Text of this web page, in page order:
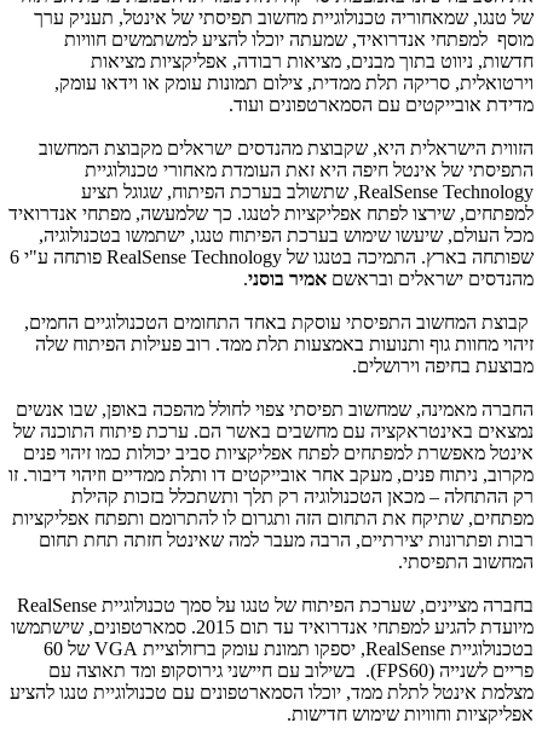
של טנגו, שמאחוריה טכנולוגיית מחשוב תפיסתי של אינטל, תעניק ערך
מוסף למפתחי אנדרואיד, שמעתה יוכלו להציע למשתמשים חוויות
חדשות, ניווט בתוך מבנים, מציאות רבודה, אפליקציות מציאות
וירטואלית, סריקה תלת ממדית, צילום תמונות עומק או וידאו עומק,
מדידת אובייקטים עם הסמארטפונים ועוד.
הזווית הישראלית היא, שקבוצת מהנדסים ישראלים מקבוצת המחשוב
התפיסתי של אינטל חיפה היא זאת העומדת מאחורי טכנולוגיית
RealSense Technology, שתשולב בערכת הפיתוח, שגוגל תציע
למפתחים, שירצו לפתח אפליקציות לטנגו. כך שלמעשה, מפתחי אנדרואיד
מכל העולם, שיעשו שימוש בערכת הפיתוח טנגו, ישתמשו בטכנולוגיה,
שפותחה בארץ. התמיכה בטנגו של RealSense Technology
פותחה ע"י 6
מהנדסים ישראלים ובראשם אמיר בוסני.
קבוצת המחשוב התפיסתי עוסקת באחד התחומים הטכנולוגיים החמים,
זיהוי מחוות גוף ותנועות באמצעות תלת ממד. רוב פעילות הפיתוח שלה
מבוצעת בחיפה וירושלים.
החברה מאמינה, שמחשוב תפיסתי צפוי לחולל מהפכה באופן, שבו אנשים
נמצאים באינטראקציה עם מחשבים באשר הם. ערכת פיתוח התוכנה של
אינטל מאפשרת למפתחים לפתח אפליקציות סביב יכולות כמו זיהוי פנים
מקרוב, ניתוח פנים, מעקב אחר אובייקטים דו ותלת ממדיים וזיהוי דיבור. זו
רק ההתחלה – מכאן הטכנולוגיה רק תלך ותשתכלל בזכות קהילת
מפתחים, שתיקח את התחום הזה ותגרום לו להתרומם ותפתח אפליקציות
רבות ופתרונות יצירתיים, הרבה מעבר למה שאינטל חזתה תחת תחום
המחשוב התפיסתי.
בחברה מציינים, שערכת הפיתוח של טנגו על סמך טכנולוגיית RealSense
מיועדת להגיע למפתחי אנדרואיד עד תום 2015. סמארטפונים, שישתמשו
בטכנולוגיית RealSense, יספקו תמונת עומק ברזולוציית VGA
של 60
פריים לשנייה (60
FPS). בשילוב עם חיישני גירוסקופ ומד תאוצה עם
מצלמת אינטל לתלת ממד, יוכלו הסמארטפונים עם טכנולוגיית טנגו להציע
אפליקציות וחוויות שימוש חדישות.